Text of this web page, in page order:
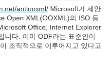
antiooxml/ Microsoft가 제안
Open XML(OOXML)의 ISO 등
Office, Internet Explorer
니다. 이미 ODF라는 표준안이
조직적으로 이루어지고 있다고